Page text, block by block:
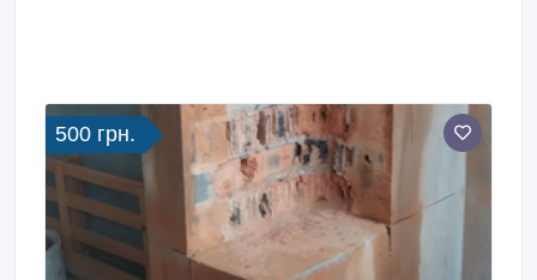
500 грн.